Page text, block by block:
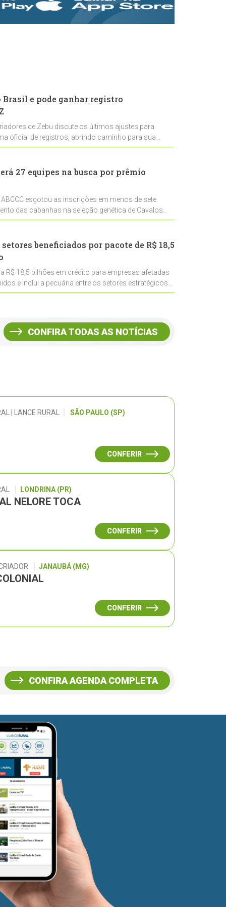
rastreabilidade e
rigor técnico para
Brasil e pode ganhar registro
de Zebu discute os últimos ajustes para
oficial de registros, abrindo caminho para sua
27 equipes na busca por prêmio
esgotou as inscrições em menos de sete
das cabanhas na seleção genética de Cavalos
beneficiados por pacote de R$ 18,5
R$ 18,5 bilhões em crédito para empresas afetadas
e inclui a pecuária entre os setores estratégicos
CONFIRA TODAS AS NOTÍCIAS
| LANCE RURAL SÃO PAULO (SP)
CONFERIR
LONDRINA (PR)
NELORE TOCA
CONFERIR
JANAUBÁ (MG)
CONFERIR
CONFIRA AGENDA COMPLETA